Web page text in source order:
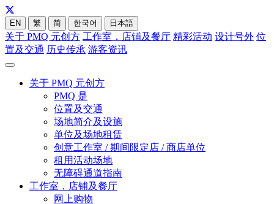
EN 繁 简 한국어 日本語
关于 PMQ 元创方 工作室，店铺及餐厅 精彩活动 设计号外 位
置及交通 历史传承 游客资讯
关于 PMQ 元创方
PMQ 是
位置及交通
场地简介及设施
单位及场地租赁
创意工作室 / 期间限定店 / 商店单位
租用活动场地
无障碍通道指南
工作室，店铺及餐厅
网上购物